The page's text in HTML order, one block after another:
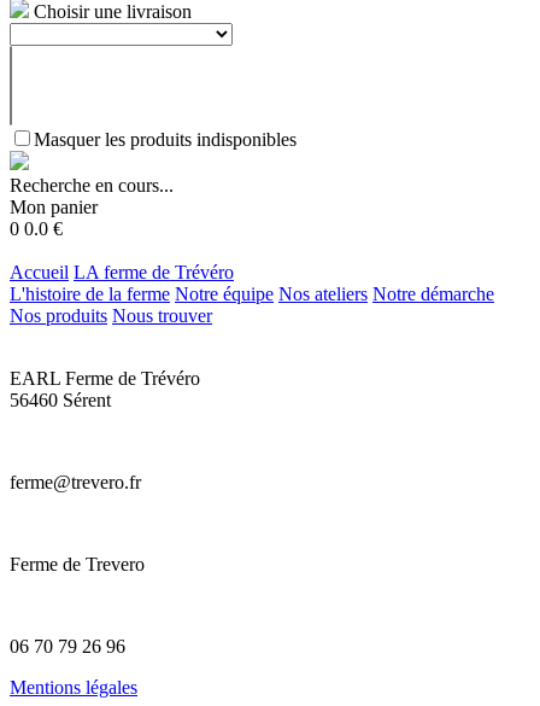
Choisir une livraison
Masquer les produits indisponibles
Recherche en cours...
Mon panier
0 0.0 €
Accueil LA ferme de Trévéro
L'histoire de la ferme Notre équipe Nos ateliers Notre démarche
Nos produits Nous trouver
EARL Ferme de Trévéro
56460 Sérent
ferme@trevero.fr
Ferme de Trevero
06 70 79 26 96
Mentions légales